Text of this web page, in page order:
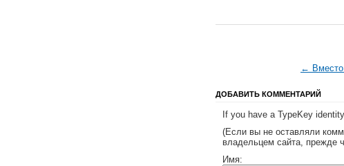
← Вместо
ДОБАВИТЬ КОММЕНТАРИЙ
If you have a TypeKey
(Если вы не оставляли
владельцем сайта, прежде
Имя: